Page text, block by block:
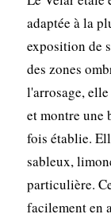
adaptée à la
exposition de
des zones
l'arrosage,
et montre une
fois établie.
sableux,
particulière.
facilement en